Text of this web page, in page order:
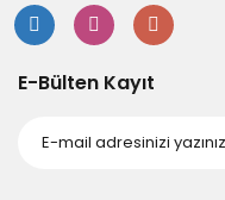
E-Bülten Kayıt